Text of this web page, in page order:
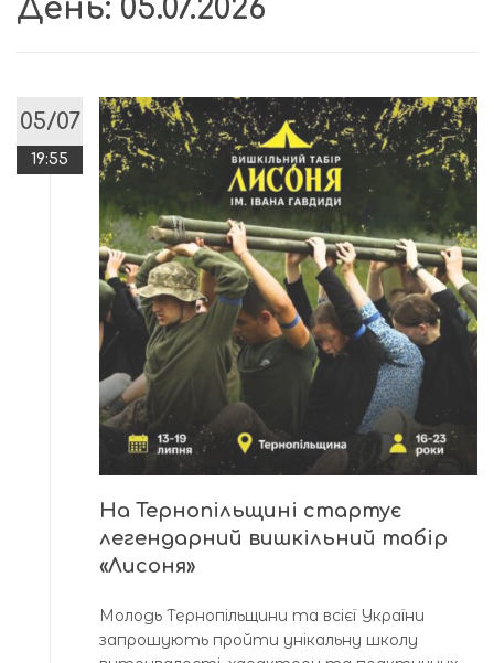
День: 05.07.2026
05/07
19:55
На Тернопільщині стартує
легендарний вишкільний табір
«Лисоня»
Молодь Тернопільщини та всієї України
запрошують пройти унікальну школу